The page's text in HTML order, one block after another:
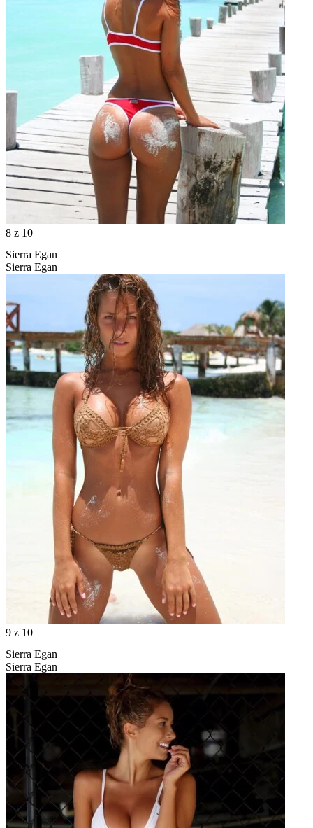
8 z 10
Sierra Egan
Sierra Egan
9 z 10
Sierra Egan
Sierra Egan